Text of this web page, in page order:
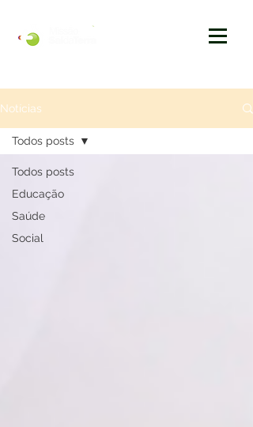
Notícias
Todos posts
Educação
Saúde
Social
Todos posts